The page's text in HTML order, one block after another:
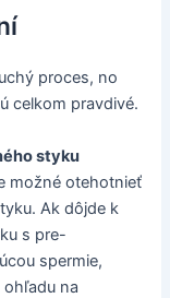
proces, no
celkom pravdivé.
styku
možné otehotnieť
Ak dôjde k
s pre-
spermie,
na